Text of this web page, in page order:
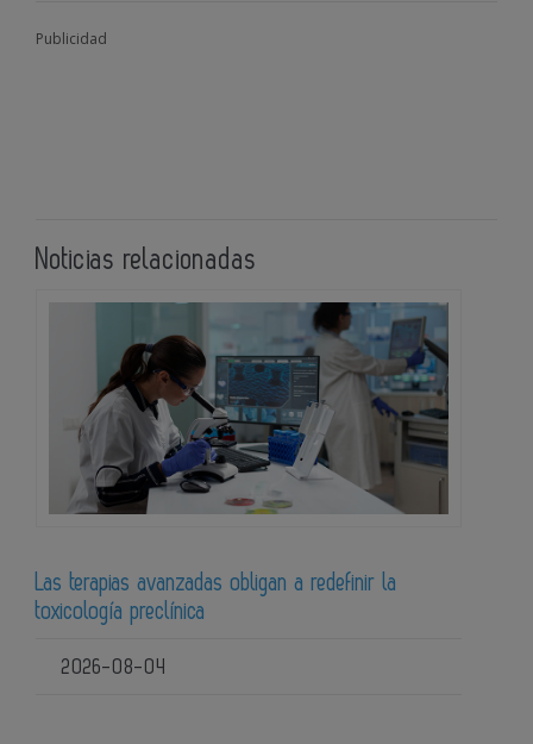
Publicidad
Noticias relacionadas
Las terapias avanzadas obligan a redefinir la
toxicología preclínica
2026-08-04